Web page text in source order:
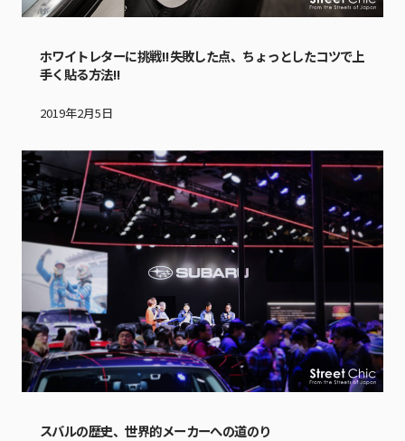
ホワイトレターに挑戦!!失敗した点、ちょっとしたコツで上
手く貼る方法!!
2019年2月5日
スバルの歴史、世界的メーカーへの道のり